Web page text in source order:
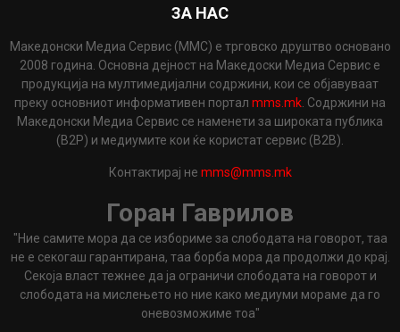
ЗА НАС
Македонски Медиа Сервис (ММС) е трговско друштво основано
2008 година. Основна дејност на Македоски Медиа Сервис е
продукција на мултимедијални содржини, кои се објавуваат
преку основниот информативен портал mms.mk . Содржини на
Македонски Медиа Сервис се наменети за широката публика
(B2P) и медиумите кои ќе користат сервис (B2B).
Контактирај не mms@mms.mk
Горан Гаврилов
"Ние самите мора да се избориме за слободата на говорот, таа
не е секогаш гарантирана, таа борба мора да продолжи до крај.
Секоја власт тежнее да ја ограничи слободата на говорот и
слободата на мислењето но ние како медиуми мораме да го
оневозможиме тоа"